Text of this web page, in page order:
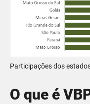
Participações dos
O que é